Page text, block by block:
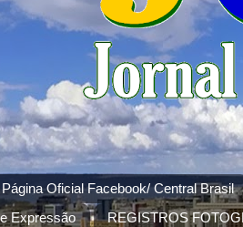
Página Oficial Facebook/ Central Brasil
Expressão
REGISTROS